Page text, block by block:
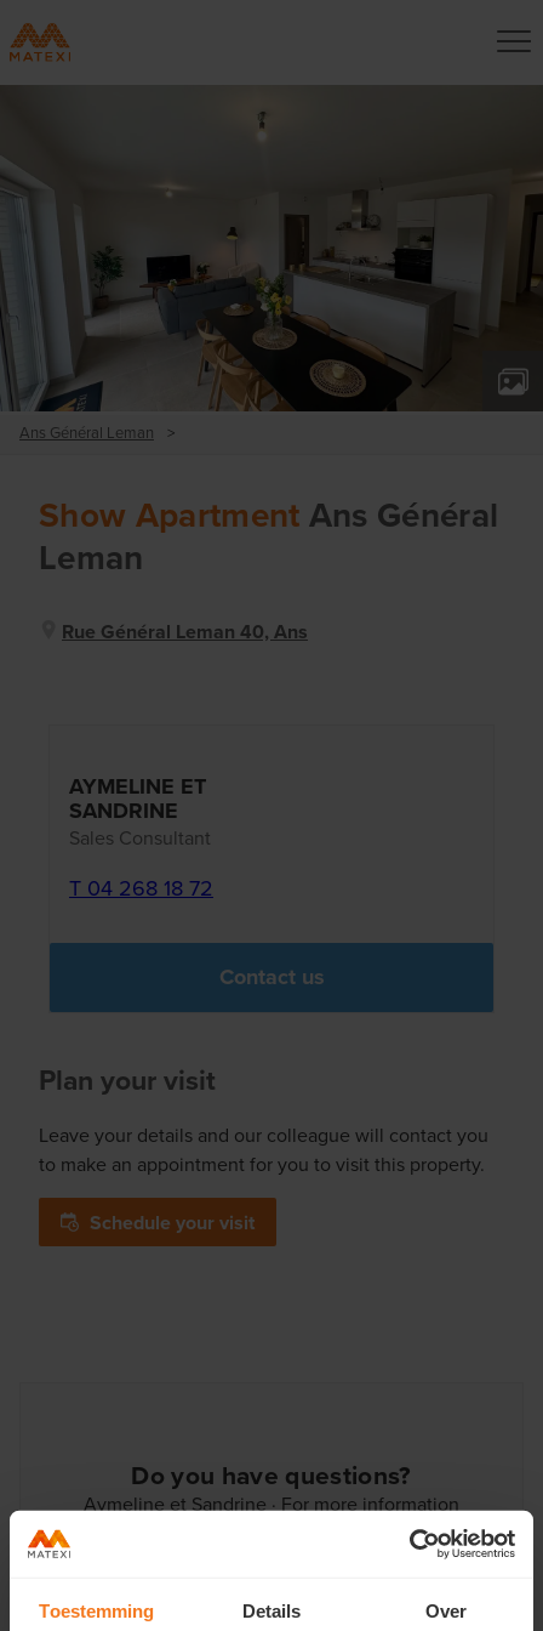
Toestemming Details Over
Ans Général Leman >
Show Apartment Ans Général
Leman
Rue Général Leman 40, Ans
AYMELINE ET
SANDRINE
Sales Consultant
T 04 268 18 72
Contact us
Plan your visit
Leave your details and our colleague will contact you
to make an appointment for you to visit this property.
Schedule your visit
Do you have questions?
Aymeline et Sandrine · For more information
T 04 268 18 72